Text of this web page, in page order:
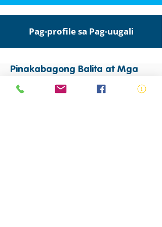
Pag-profile sa Pag-uugali
Pinakabagong Balita at Mga